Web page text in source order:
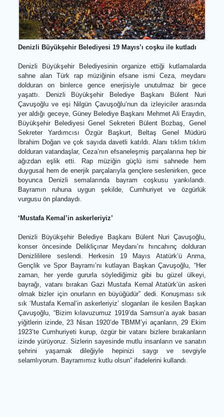
Denizli Büyükşehir Belediyesi 19 Mayıs’ı coşku ile kutladı
Denizli Büyükşehir Belediyesinin organize ettiği
sahne alan Türk rap müziğinin efsane ismi Ceza,
dolduran on binlerce gence enerjisiyle unutulmaz bir
yaşattı. Denizli Büyükşehir Belediye Başkanı Bülent
Çavuşoğlu ve eşi Nilgün Çavuşoğlu’nun da izleyiciler
yer aldığı geceye, Güney Belediye Başkanı Mehmet Ali
Büyükşehir Belediyesi Genel Sekreteri Bülent Bozbaş,
Sekreter Yardımcısı Özgür Başkurt, Beltaş Genel
İbrahim Doğan ve çok sayıda davetli katıldı. Alanı tıklım
dolduran vatandaşlar, Ceza’nın efsaneleşmiş parçalarına hep
duygusal hem de enerjik parçalarıyla gençlere seslenirken,
Bayramın ruhuna uygun şekilde, Cumhuriyet ve
vurgusu ön plandaydı.
‘Mustafa Kemal’in askerleriyiz’
Denizli Büyükşehir Belediye Başkanı Bülent Nuri
konser öncesinde Delikliçınar Meydanı’nı hıncahınç
Denizlililere seslendi. Herkesin 19 Mayıs Atatürk’ü
Gençlik ve Spor Bayramı’nı kutlayan Başkan Çavuşoğlu,
zaman, her yerde gururla söylediğimiz gibi bu güzel
bayrağı, vatanı bırakan Gazi Mustafa Kemal Atatürk’ün
olmak bizler için onurların en büyüğüdür” dedi. Konuşması
sık ‘Mustafa Kemal’in askerleriyiz’ sloganları ile kesilen